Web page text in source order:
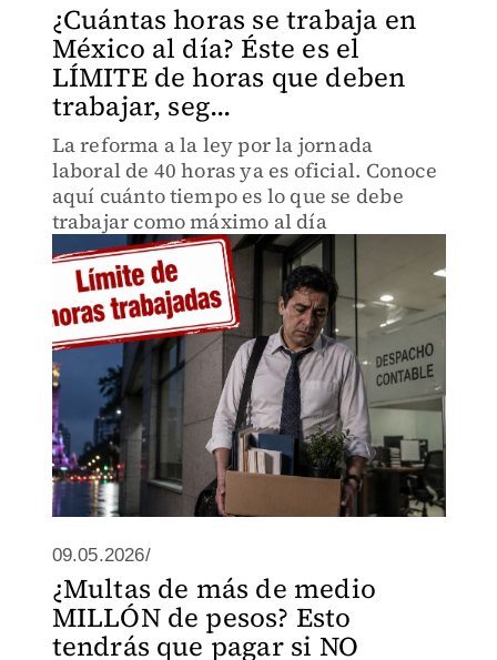
¿Cuántas horas se trabaja en
México al día? Éste es el
LÍMITE de horas que deben
trabajar, seg...
La reforma a la ley por la jornada
laboral de 40 horas ya es oficial. Conoce
aquí cuánto tiempo es lo que se debe
trabajar como máximo al día
09.05.2026/
¿Multas de más de medio
MILLÓN de pesos? Esto
tendrás que pagar si NO